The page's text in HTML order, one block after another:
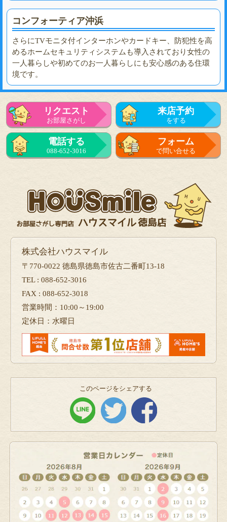
コンフォーティア沖浜
さらにTVモニタ付インターホンやカードキー、防犯性を高
めるホームセキュリティシステムも導入されており女性の
一人暮らしや初めてのお一人暮らしにも安心感のある住環
境です。
リクエスト
お部屋さがし
来店予約
をする
電話する
088-652-3016
フォーム
で問い合せる
株式会社ハウスマイル
〒770-0022 徳島県徳島市佐古二番町13-18
TEL : 088-652-3016
FAX : 088-652-3018
営業時間：10:00～19:00
定休日：水曜日
このページをシェアする